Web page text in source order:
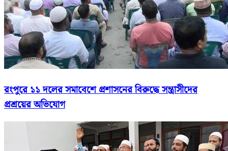
রংপুরে ১১ দলের সমাবেশে প্রশাসনের বিরুদ্ধে সন্ত্রাসীদের
প্রশ্রয়ের অভিযোগ